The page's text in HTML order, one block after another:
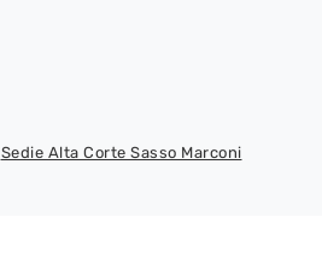
Sedie Alta Corte Sasso Marconi